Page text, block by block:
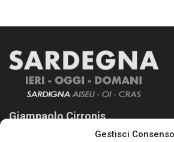
Gestisci Consenso
Giampaolo Cirronis
Sardegna Ieri-Oggi-Domani nasce per